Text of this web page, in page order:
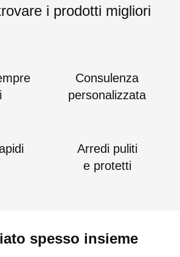
i prodotti migliori
Consulenza
personalizzata
Arredi puliti
e protetti
spesso insieme